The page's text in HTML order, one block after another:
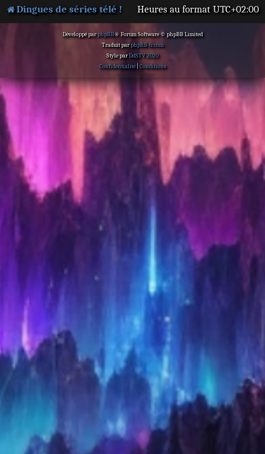
Dingues de séries télé ! Heures au format UTC+02:00
Développé parphpBB® Forum Software © phpBB Limited
Traduit parphpBB-fr.com
Style parDdSTV 2020
Confidentialité| Conditions